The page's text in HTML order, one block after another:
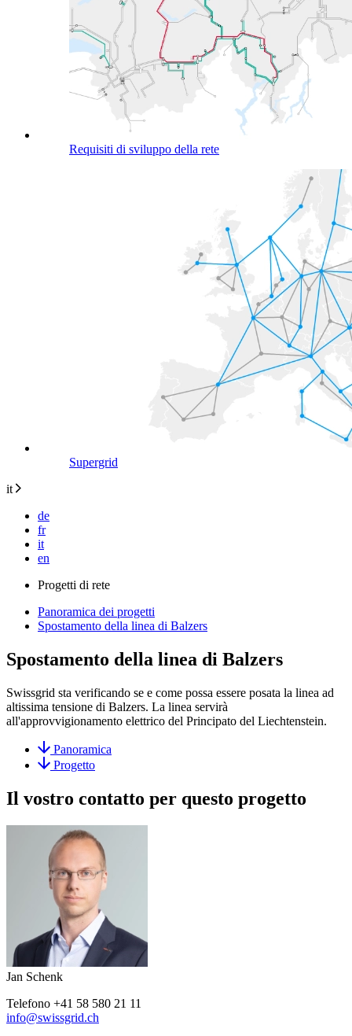
Requisiti di sviluppo della rete
Supergrid
it
de
fr
it
en
Progetti di rete
Panoramica dei progetti
Spostamento della linea di Balzers
Spostamento della linea di Balzers
Swissgrid sta verificando se e come possa essere posata la linea ad
altissima tensione di Balzers. La linea servirà
all'approvvigionamento elettrico del Principato del Liechtenstein.
Panoramica
Progetto
Il vostro contatto per questo progetto
Jan Schenk
Telefono +41 58 580 21 11
info@swissgrid.ch